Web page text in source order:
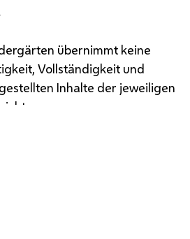
übernimmt keine
Vollständigkeit und
Inhalte der jeweiligen